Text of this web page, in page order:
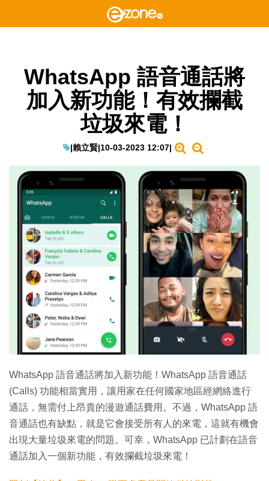
WhatsApp 語音通話將
加入新功能！有效攔截
垃圾來電！
|賴立賢|10-03-2023 12:07|
WhatsApp 語音通話將加入新功能！WhatsApp 語音通話
(Calls) 功能相當實用，讓用家在任何國家地區經網絡進行
通話，無需付上昂貴的漫遊通話費用。不過，WhatsApp 語
音通話也有缺點，就是它會接受所有人的來電，這就有機會
出現大量垃圾來電的問題。可幸，WhatsApp 已計劃在語音
通話加入一個新功能，有效攔截垃圾來電！